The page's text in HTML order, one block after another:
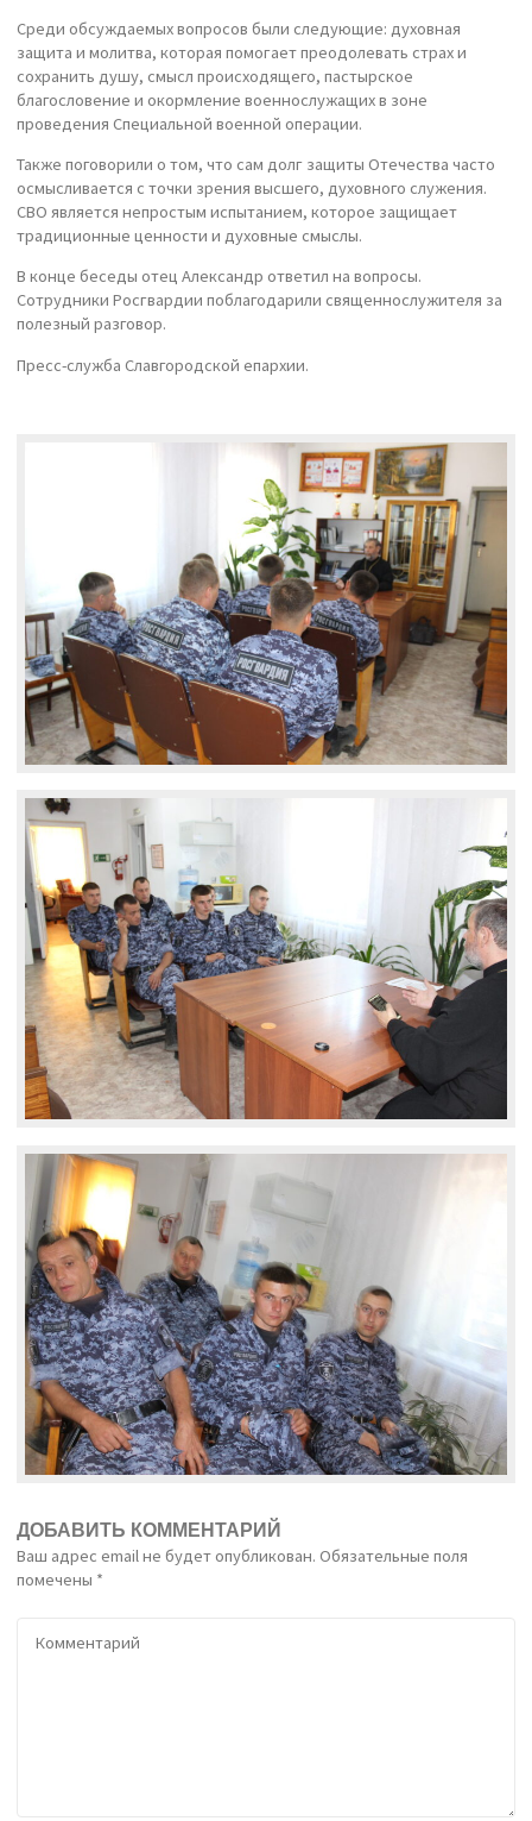
Среди обсуждаемых вопросов были следующие: духовная
защита и молитва, которая помогает преодолевать страх и
сохранить душу, смысл происходящего, пастырское
благословение и окормление военнослужащих в зоне
проведения Специальной военной операции.
Также поговорили о том, что сам долг защиты Отечества часто
осмысливается с точки зрения высшего, духовного служения.
СВО является непростым испытанием, которое защищает
традиционные ценности и духовные смыслы.
В конце беседы отец Александр ответил на вопросы.
Сотрудники Росгвардии поблагодарили священнослужителя за
полезный разговор.
Пресс-служба Славгородской епархии.
ДОБАВИТЬ КОММЕНТАРИЙ
Ваш адрес email не будет опубликован. Обязательные поля
помечены *